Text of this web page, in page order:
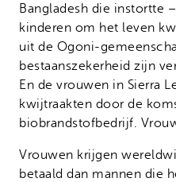
Bangladesh die instortte
kinderen om het leven
uit de Ogoni-
bestaanszekerheid zijn
En de vrouwen in Sierra
kwijtraakten door de
biobrandstofbedrijf.
Vrouwen krijgen
betaald dan mannen die